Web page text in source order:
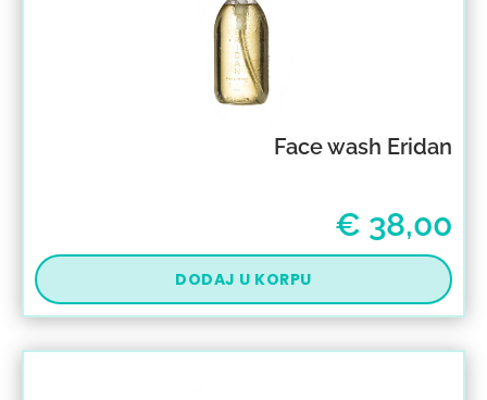
Face wash Eridan
€ 38,00
DODAJ U KORPU